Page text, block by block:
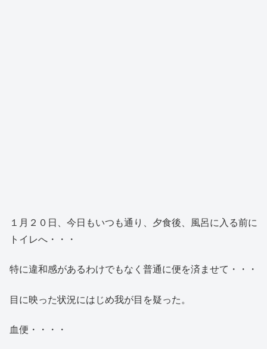
１月２０日、今日もいつも通り、夕食後、風呂に入る前に
トイレへ・・・
特に違和感があるわけでもなく普通に便を済ませて・・・
目に映った状況にはじめ我が目を疑った。
血便・・・・